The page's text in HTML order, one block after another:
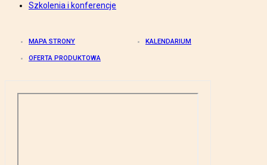
Szkolenia i konferencje
MAPA STRONY KALENDARIUM
OFERTA PRODUKTOWA